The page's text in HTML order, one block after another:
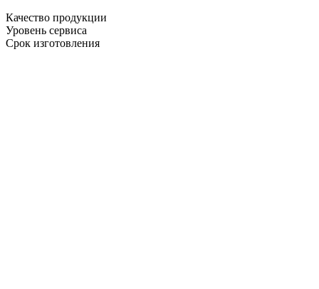
Качество продукции
Уровень сервиса
Срок изготовления